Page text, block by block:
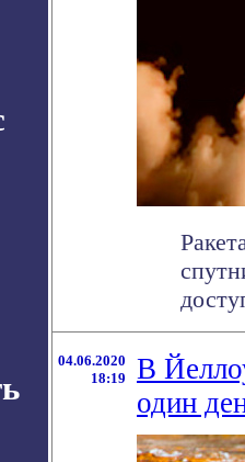
04.06.2020
18:19
В
один